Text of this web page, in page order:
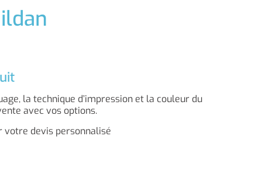
la technique d’impression et la couleur du
avec vos options.
devis personnalisé